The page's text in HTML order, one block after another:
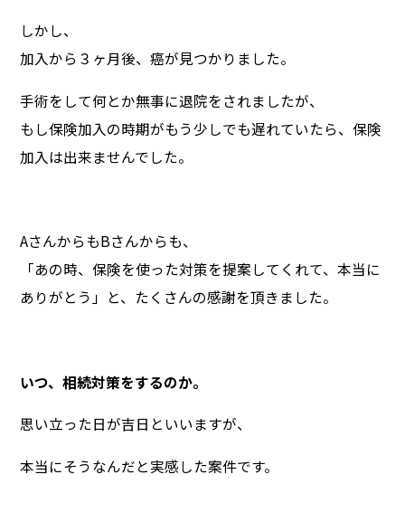
しかし、
加入から３ヶ月後、癌が見つかりました。
手術をして何とか無事に退院をされましたが、
もし保険加入の時期がもう少しでも遅れていたら、保険
加入は出来ませんでした。
AさんからもBさんからも、
「あの時、保険を使った対策を提案してくれて、本当に
ありがとう」と、たくさんの感謝を頂きました。
いつ、相続対策をするのか。
思い立った日が吉日といいますが、
本当にそうなんだと実感した案件です。